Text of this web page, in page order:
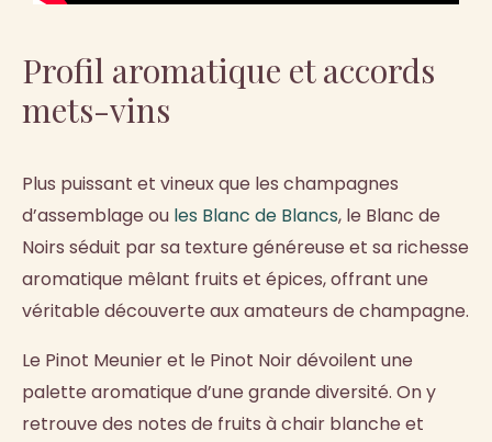
Profil aromatique et accords
mets-vins
Plus puissant et vineux que les champagnes
d’assemblage ou les Blanc de Blancs, le Blanc de
Noirs séduit par sa texture généreuse et sa richesse
aromatique mêlant fruits et épices, offrant une
véritable découverte aux amateurs de champagne.
Le Pinot Meunier et le Pinot Noir dévoilent une
palette aromatique d’une grande diversité. On y
retrouve des notes de fruits à chair blanche et